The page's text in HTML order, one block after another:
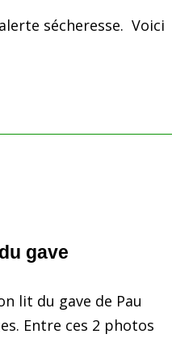
sécheresse. Voici
gave
lit du gave de Pau
Entre ces 2 photos